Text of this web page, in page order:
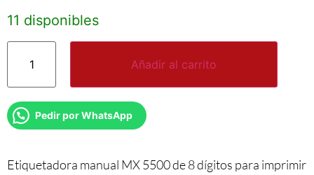
11 disponibles
Añadir al carrito
Pedir por WhatsApp
Etiquetadora manual MX 5500 de 8 dígitos para imprimir